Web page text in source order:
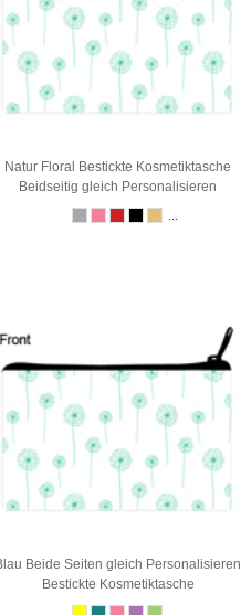
Natur Floral Bestickte Kosmetiktasche
Beidseitig gleich Personalisieren
...
Beide Seiten gleich Personalisieren
Bestickte Kosmetiktasche